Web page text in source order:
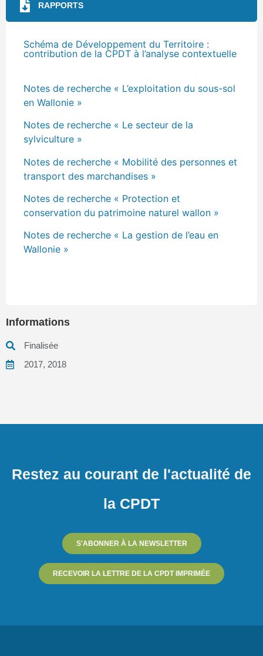
RAPPORTS
Schéma de Développement du Territoire :
contribution de la CPDT à l’analyse contextuelle
Notes de recherche « L’exploitation du sous-sol
en Wallonie »
Notes de recherche « Le secteur de la
sylviculture »
Notes de recherche « Mobilité des personnes et
transport des marchandises »
Notes de recherche « Protection et
conservation du patrimoine naturel wallon »
Notes de recherche « La gestion de l’eau en
Wallonie »
Informations
Finalisée
2017, 2018
Restez au courant de l'actualité de
la CPDT
S'ABONNER À LA NEWSLETTER
RECEVOIR LA LETTRE DE LA CPDT IMPRIMÉE